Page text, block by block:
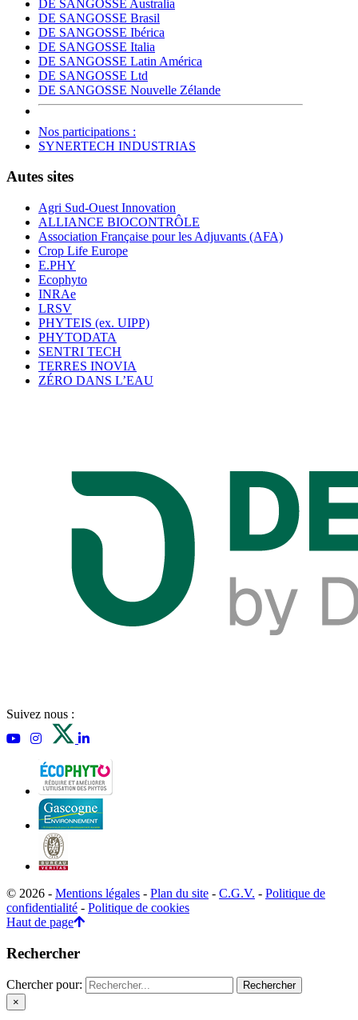
DE SANGOSSE Australia
DE SANGOSSE Brasil
DE SANGOSSE Ibérica
DE SANGOSSE Italia
DE SANGOSSE Latin América
DE SANGOSSE Ltd
DE SANGOSSE Nouvelle Zélande
Nos participations :
SYNERTECH INDUSTRIAS
Autes sites
Agri Sud-Ouest Innovation
ALLIANCE BIOCONTRÔLE
Association Française pour les Adjuvants (AFA)
Crop Life Europe
E.PHY
Ecophyto
INRAe
LRSV
PHYTEIS (ex. UIPP)
PHYTODATA
SENTRI TECH
TERRES INOVIA
ZÉRO DANS L’EAU
Suivez nous :
© 2026 - Mentions légales - Plan du site - C.G.V. - Politique de
confidentialité - Politique de cookies
Haut de page
Rechercher
Chercher pour:
×